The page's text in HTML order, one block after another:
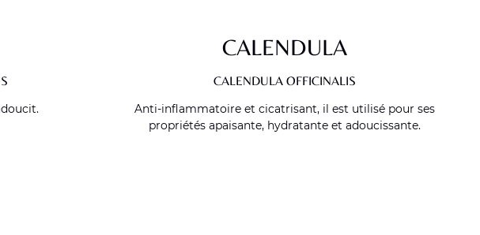
CALENDULA
CALENDULA OFFICINALIS
Anti-inflammatoire et cicatrisant, il est utilisé pour ses
propriétés apaisante, hydratante et adoucissante.